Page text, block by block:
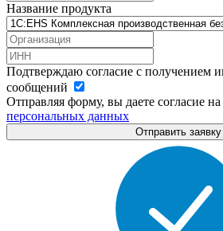
Название продукта
Подтверждаю согласие с получением
сообщений
Отправляя форму, вы даете согласие
персональных данных
Отправить заявку